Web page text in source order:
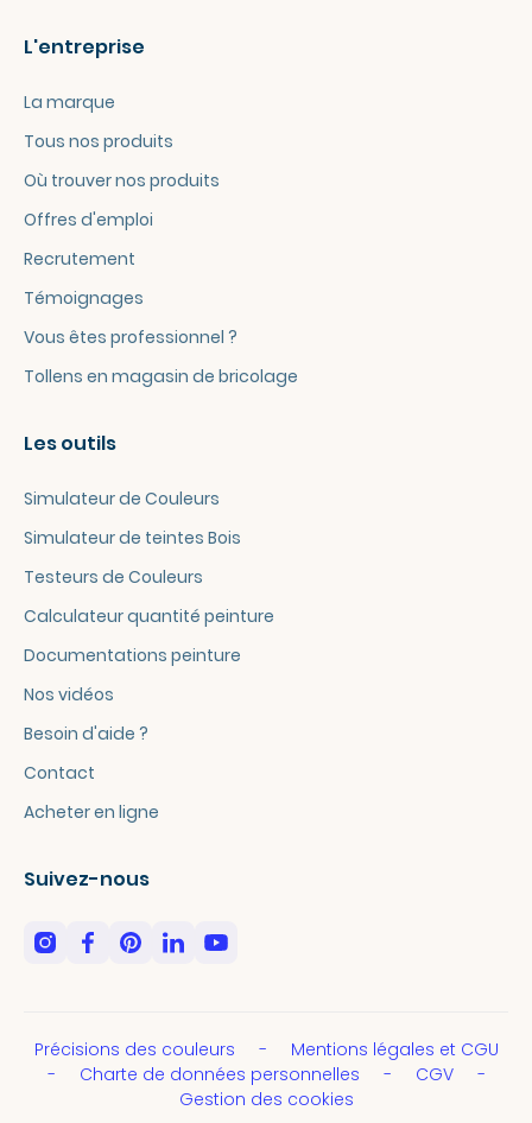
L'entreprise
La marque
Tous nos produits
Où trouver nos produits
Offres d'emploi
Recrutement
Témoignages
Vous êtes professionnel ?
Tollens en magasin de bricolage
Les outils
Simulateur de Couleurs
Simulateur de teintes Bois
Testeurs de Couleurs
Calculateur quantité peinture
Documentations peinture
Nos vidéos
Besoin d'aide ?
Contact
Acheter en ligne
Suivez-nous
Précisions des couleurs
Mentions légales et CGU
Charte de données personnelles
CGV
Gestion des cookies